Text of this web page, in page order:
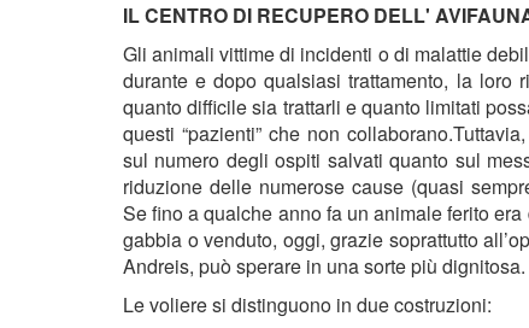
IL CENTRO DI RECUPERO DELL'
Gli animali vittime di incidenti o di malattie
durante e dopo qualsiasi trattamento, la
quanto difficile sia trattarli e quanto limitati
questi “pazienti” che non
sul numero degli ospiti salvati quanto sul
riduzione delle numerose cause (quasi
Se fino a qualche anno fa un animale ferito
gabbia o venduto, oggi, grazie soprattutto
Andreis, può sperare in una sorte più dignitosa.
Le voliere si distinguono in due costruzioni: